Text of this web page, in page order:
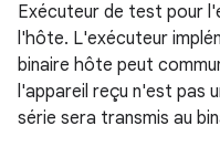
Exécuteur de test pour
l'hôte. L'exécuteur
binaire hôte peut
l'appareil reçu n'est pas
série sera transmis au